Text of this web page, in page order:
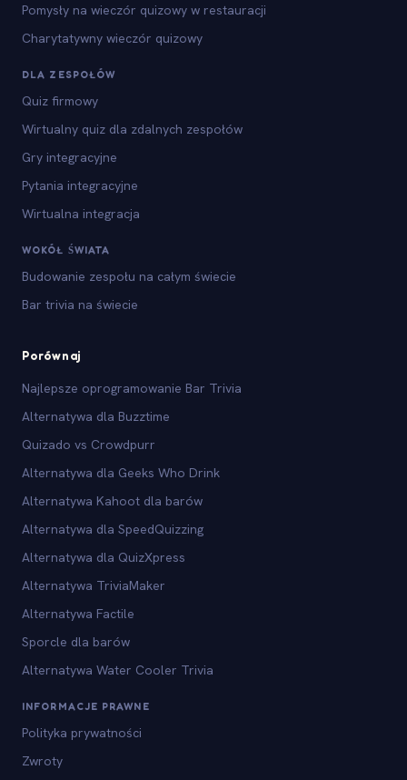
Pomysły na wieczór quizowy w restauracji
Charytatywny wieczór quizowy
DLA ZESPOŁÓW
Quiz firmowy
Wirtualny quiz dla zdalnych zespołów
Gry integracyjne
Pytania integracyjne
Wirtualna integracja
WOKÓŁ ŚWIATA
Budowanie zespołu na całym świecie
Bar trivia na świecie
Porównaj
Najlepsze oprogramowanie Bar Trivia
Alternatywa dla Buzztime
Quizado vs Crowdpurr
Alternatywa dla Geeks Who Drink
Alternatywa Kahoot dla barów
Alternatywa dla SpeedQuizzing
Alternatywa dla QuizXpress
Alternatywa TriviaMaker
Alternatywa Factile
Sporcle dla barów
Alternatywa Water Cooler Trivia
INFORMACJE PRAWNE
Polityka prywatności
Zwroty